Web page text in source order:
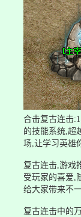
合击复古连击
的技能系统,超
场,让学习英雄
复古连击,游戏
受玩家的喜爱,
给大家带来不
复古连击中的